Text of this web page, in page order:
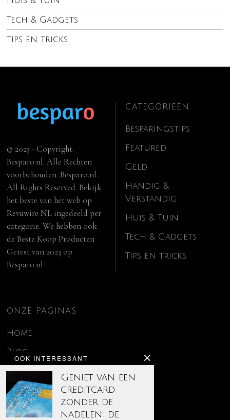
Tech & Gadgets
Tips en tricks
OOK INTERESSANT
Geniet van een
creditcard
zonder de
nadelen: de
© 2023 - Copyright.
Besparo.nl. Alle Rechten
voorbehouden. Besparo.nl.
All Rights Reserved. Bekijk
het beste van het web op
Revuwire NL ingedeeld per
categorie. We hebben ook
deBeste Koop Producten
Getest van 2023 op
Besparo.nl
CATEGORIEËN
Besparingstips
Featured
Geld
Handig &
Verstandig
Huis & Tuin
Tech & Gadgets
Tips en tricks
ONZE PAGINA’S
Home
Blog
Contact
Disclaimer
Over ons